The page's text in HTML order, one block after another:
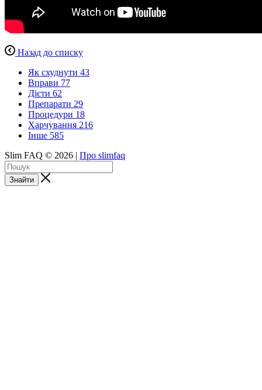
Назад до списку
Як схуднути 43
Вправи 77
Дієти 62
Препарати 29
Процедури 18
Харчування 216
Інше 585
Slim FAQ © 2026 | Про slimfaq
Знайти